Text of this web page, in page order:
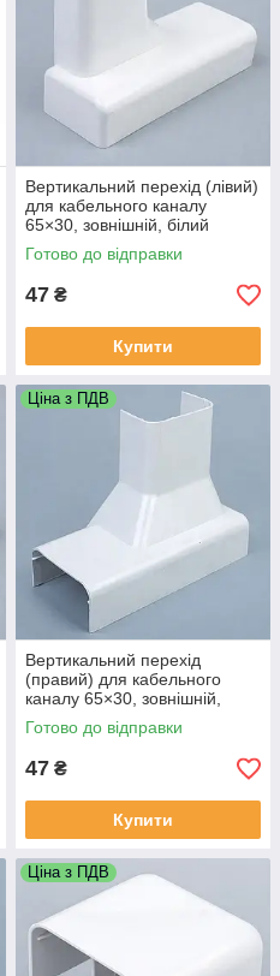
Вертикальний перехід (лівий)
для кабельного каналу
65×30, зовнішній, білий
Готово до відправки
47 ₴
Купити
Ціна з ПДВ
Вертикальний перехід
(правий) для кабельного
каналу 65×30, зовнішній,
білий
Готово до відправки
47 ₴
Купити
Ціна з ПДВ